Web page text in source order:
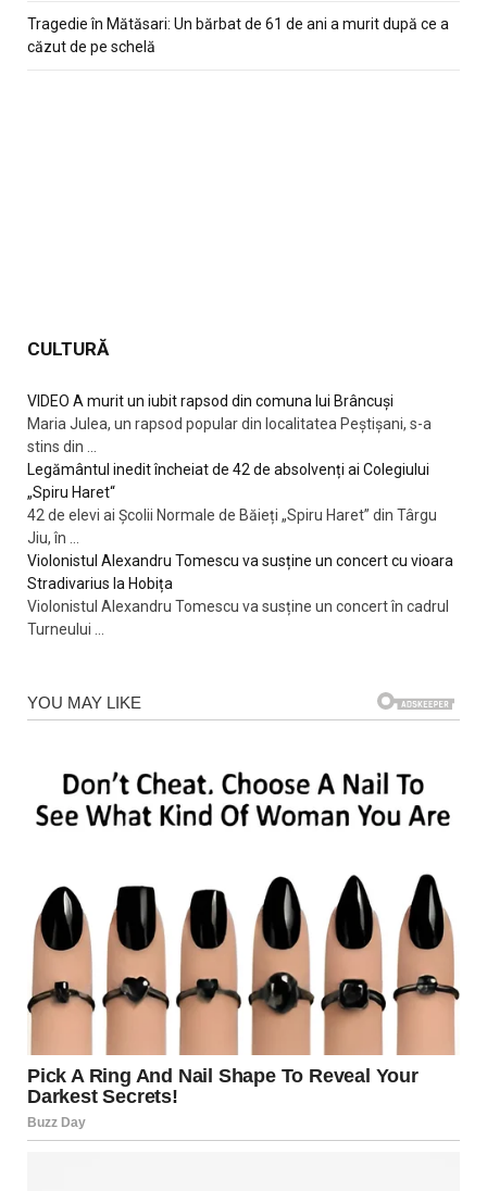
Tragedie în Mătăsari: Un bărbat de 61 de ani a murit după ce a
căzut de pe schelă
CULTURĂ
VIDEO A murit un iubit rapsod din comuna lui Brâncuși
Maria Julea, un rapsod popular din localitatea Peștișani, s-a
stins din
Legământul inedit încheiat de 42 de absolvenți ai Colegiului
„Spiru Haret“
42 de elevi ai Școlii Normale de Băieți „Spiru Haret” din Târgu
Jiu, în
Violonistul Alexandru Tomescu va susține un concert cu vioara
Stradivarius la Hobița
Violonistul Alexandru Tomescu va susține un concert în cadrul
Turneului